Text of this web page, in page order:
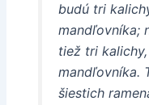
budú tri
mandľovníka;
tiež tri
mandľovníka.
šiestich